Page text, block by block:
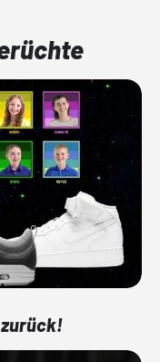
zurück!